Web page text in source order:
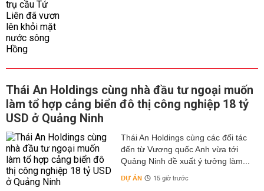
Thái An Holdings cùng nhà đầu tư ngoại muốn
làm tổ hợp cảng biển đô thị công nghiệp 18 tỷ
USD ở Quảng Ninh
Thái An Holdings cùng các đối tác
đến từ Vương quốc Anh vừa tới
Quảng Ninh đề xuất ý tưởng làm...
DỰ ÁN 15 giờ trước